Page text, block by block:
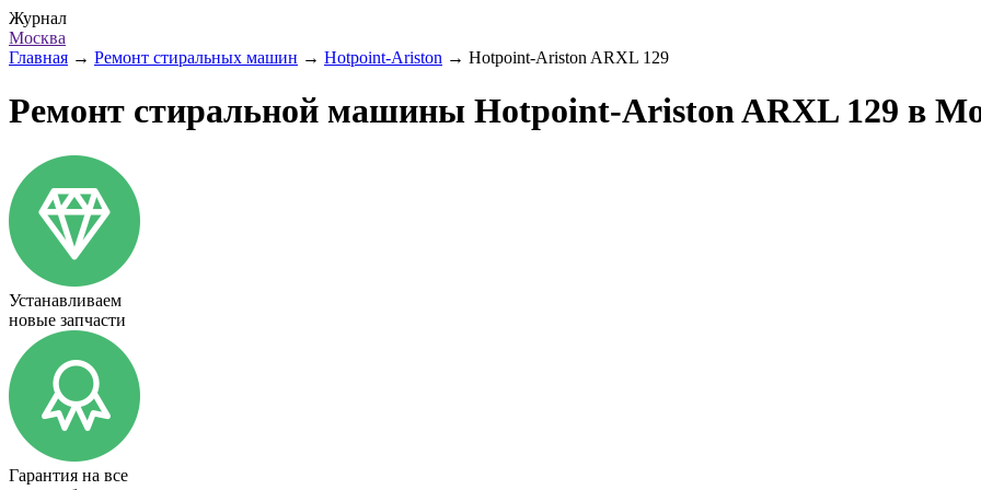
Журнал
Москва
Главная → Ремонт стиральных машин → Hotpoint-Ariston → Hotpoint-Ariston ARXL 129
Ремонт стиральной машины Hotpoint-Ariston ARXL 129 в
Устанавливаем
новые запчасти
Гарантия на все